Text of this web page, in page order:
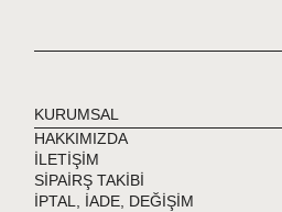
KURUMSAL
HAKKIMIZDA
İLETİŞİM
SİPAİRŞ TAKİBİ
İPTAL, İADE, DEĞİŞİM